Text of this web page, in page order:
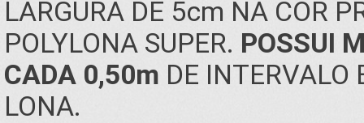
LARGURA DE 5cm NA COR
POLYLONA SUPER. POSSUI
CADA 0,50m DE INTERVALO
LONA.